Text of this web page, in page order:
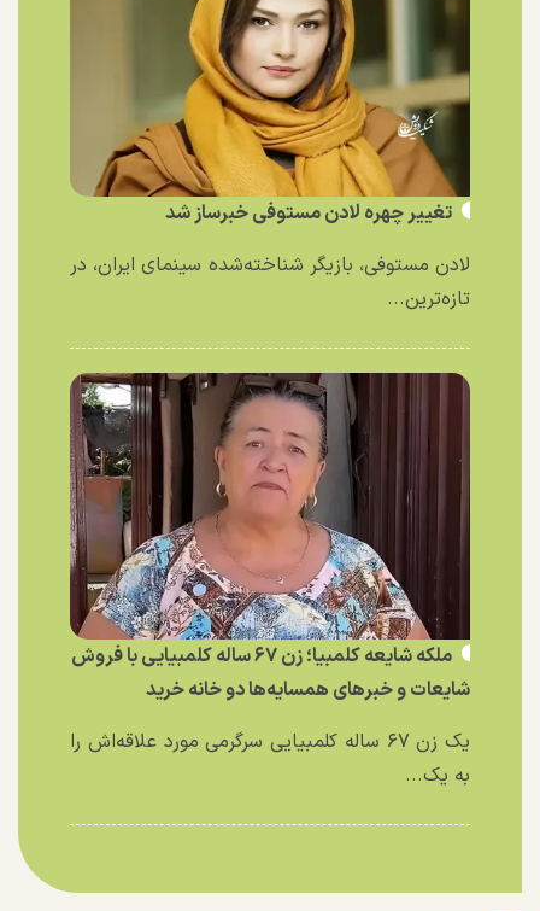
تغییر چهره لادن مستوفی خبرساز شد
لادن مستوفی، بازیگر شناخته‌شده سینمای ایران، در
تازه‌ترین...
ملکه شایعه کلمبیا؛ زن ۶۷ ساله کلمبیایی با فروش
شایعات و خبر‌های همسایه‌ها دو خانه خرید
یک زن ۶۷ ساله کلمبیایی سرگرمی مورد علاقه‌اش را
به یک...